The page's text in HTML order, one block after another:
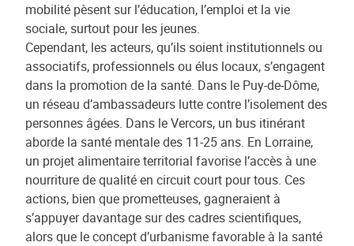
mobilité pèsent sur l’éducation, l’emploi et la vie
sociale, surtout pour les jeunes.
Cependant, les acteurs, qu’ils soient institutionnels ou
associatifs, professionnels ou élus locaux, s’engagent
dans la promotion de la santé. Dans le Puy-de-Dôme,
un réseau d’ambassadeurs lutte contre l’isolement des
personnes âgées. Dans le Vercors, un bus itinérant
aborde la santé mentale des 11-25 ans. En Lorraine,
un projet alimentaire territorial favorise l’accès à une
nourriture de qualité en circuit court pour tous. Ces
actions, bien que prometteuses, gagneraient à
s’appuyer davantage sur des cadres scientifiques,
alors que le concept d’urbanisme favorable à la santé